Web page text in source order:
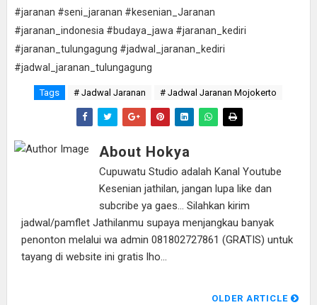
#jaranan #seni_jaranan #kesenian_Jaranan
#jaranan_indonesia #budaya_jawa #jaranan_kediri
#jaranan_tulungagung #jadwal_jaranan_kediri
#jadwal_jaranan_tulungagung
Tags # Jadwal Jaranan # Jadwal Jaranan Mojokerto
About Hokya
Cupuwatu Studio adalah Kanal Youtube
Kesenian jathilan, jangan lupa like dan
subcribe ya gaes... Silahkan kirim
jadwal/pamflet Jathilanmu supaya menjangkau banyak
penonton melalui wa admin 081802727861 (GRATIS) untuk
tayang di website ini gratis lho...
OLDER ARTICLE